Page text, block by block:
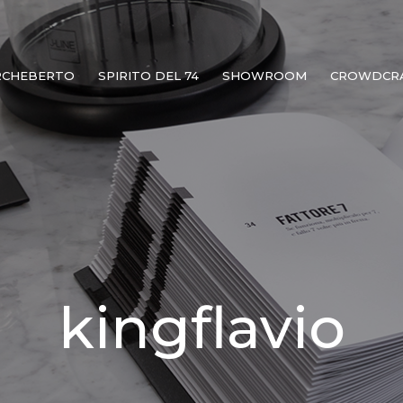
SPIRITO DEL 74 SHOWROOM
kingflavio